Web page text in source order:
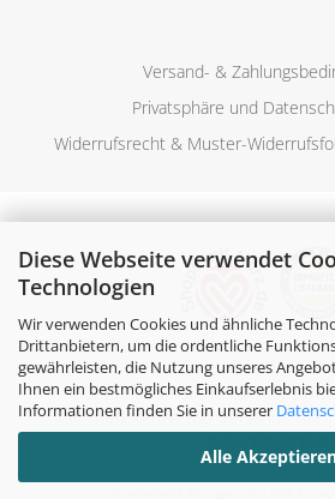
Diese Webseite verwendet
Technologien
Wir verwenden Cookies und ähnliche
Drittanbietern, um die ordentliche
gewährleisten, die Nutzung unseres
Ihnen ein bestmögliches Einkaufserlebnis
Informationen finden Sie in unserer
Alle
Versand- &
Privatsphäre und
Widerrufsrecht & Muster-
Alle Preise verstehen sich
Mehrwertsteuer, zzgl.Versandkosten